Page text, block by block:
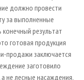
должно провести
за выполненные
результат
готовая продукция
продажи заключается
заготовило
не лесные насаждения.